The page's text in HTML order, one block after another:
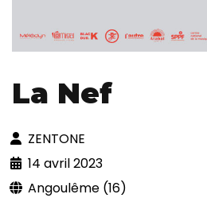
La Nef
ZENTONE
14 avril 2023
Angoulême (16)